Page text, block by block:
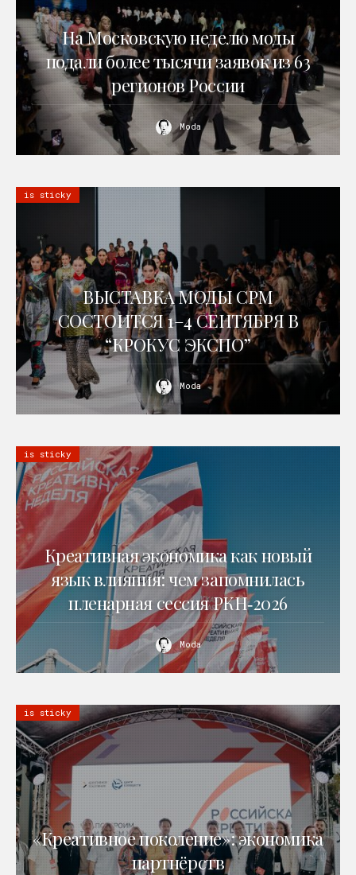
На Московскую неделю моды
подали более тысячи заявок из 63
регионов России
Moda
is sticky
ВЫСТАВКА МОДЫ CPM
СОСТОИТСЯ 1–4 СЕНТЯБРЯ В
“КРОКУС ЭКСПО”
Moda
is sticky
Креативная экономика как новый
язык влияния: чем запомнилась
пленарная сессия РКН‑2026
Moda
is sticky
«Креативное поколение»: экономика
партнёрств